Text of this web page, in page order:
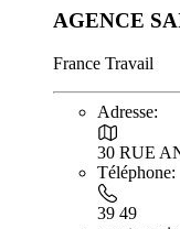
AGENCE
France Travail
Adresse:
30 RUE
Téléphone:
39 49